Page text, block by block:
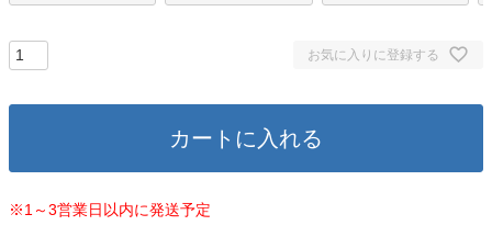
お気に入りに登録する
カートに入れる
※1～3営業日以内に発送予定